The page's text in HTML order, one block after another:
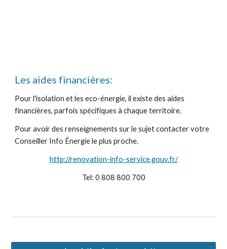
Les aides financières:
Pour l'isolation et les eco-énergie, il existe des aides
financières, parfois spécifiques à chaque territoire.
Pour avoir des renseignements sur le sujet contacter votre
Conseiller Info Énergie le plus proche.
http://renovation-info-service.gouv.fr/
Tel: 0 808 800 700